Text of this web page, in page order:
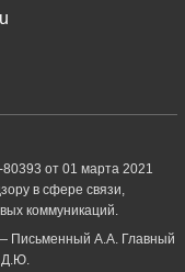
от 01 марта 2021
в сфере связи,
коммуникаций.
А.А. Главный
Д.Ю.